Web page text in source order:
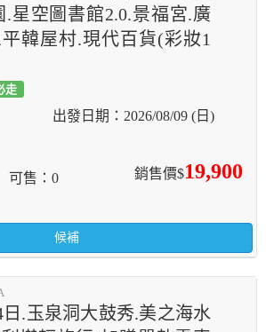
.星空圖書館2.0.景福宮.廣
韓屋村.現代百貨(彩妝1
走
2026/08/09 (日)
銷售價$19,900
可售 0
候補
.玉泉洞大鼓秀.美之海水